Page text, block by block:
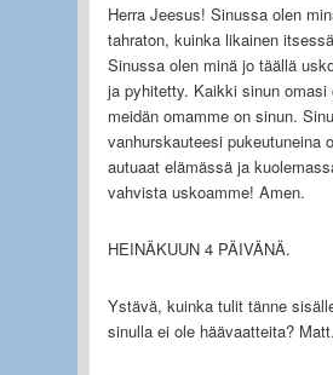
Herra Jeesus! Sinussa olen
tahraton, kuinka likainen
Sinussa olen minä jo täällä
ja pyhitetty. Kaikki sinun omasi
meidän omamme on sinun.
vanhurskauteesi pukeutuneina
autuaat elämässä ja
vahvista uskoamme! Amen.
HEINÄKUUN 4 PÄIVÄNÄ.
Ystävä, kuinka tulit tänne
sinulla ei ole häävaatteita?